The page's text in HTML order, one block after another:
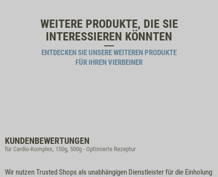
WEITERE PRODUKTE, DIE SIE
INTERESSIEREN KÖNNTEN
ENTDECKEN SIE UNSERE WEITEREN PRODUKTE
FÜR IHREN VIERBEINER
KUNDENBEWERTUNGEN
für Cardio-Komplex, 150g, 500g - Optimierte Rezeptur
Wir nutzen Trusted Shops als unabhängigen Dienstleister für die Einholung